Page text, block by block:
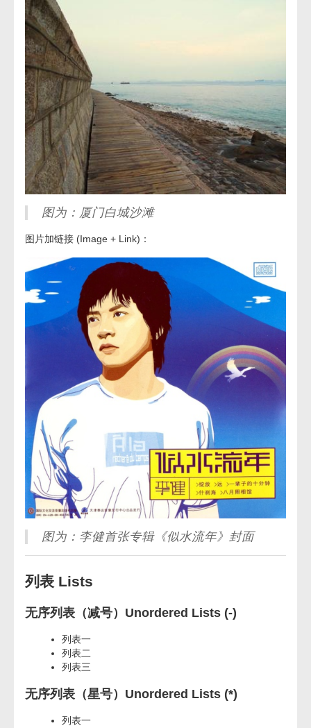
图为：厦门白城沙滩
图片加链接 (Image + Link)：
图为：李健首张专辑《似水流年》封面
列表 Lists
无序列表（减号）Unordered Lists (-)
列表一
列表二
列表三
无序列表（星号）Unordered Lists (*)
列表一